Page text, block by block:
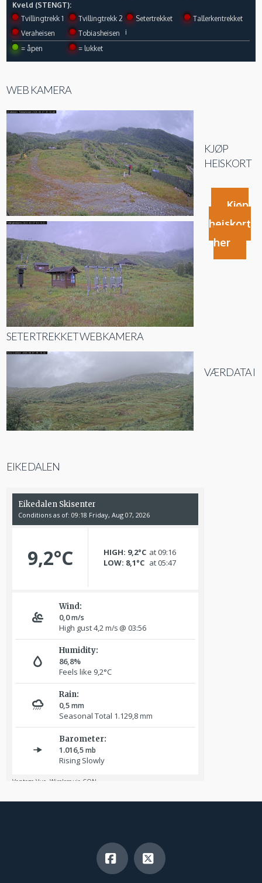
Kveld (STENGT):
Tvillingtrekk 1
Tvillingtrekk 2 Setertrekket
Tallerkentrekket
Veraheisen
Tobiasheisen
i
= åpen
= lukket
WEB KAMERA
KJØP
HEISKORT
Kjøp
heiskort
her
SETERTREKKET WEBKAMERA
VÆRDATA I
EIKEDALEN